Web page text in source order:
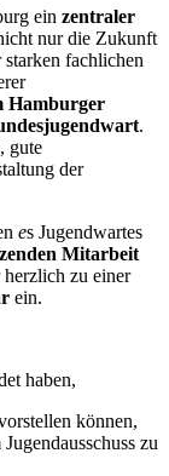
ein zentraler
nur die Zukunft
fachlichen
Hamburger
.
gute
der
es Jugendwartes
Mitarbeit
zu einer
ein.
haben,
können,
zu